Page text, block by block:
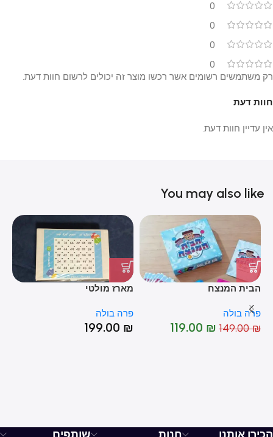
0
0
0
0
חוות דעת
אין עדיין חוות דעת.
רק משתמשים רשומים אשר רכשו מוצר זה יכולים לרשום חוות דעת.
You may also like
הבית המנצח
פרה בולה
149.00₪
119.00 ₪
מארז מולטי
פרה בולה
199.00 ₪